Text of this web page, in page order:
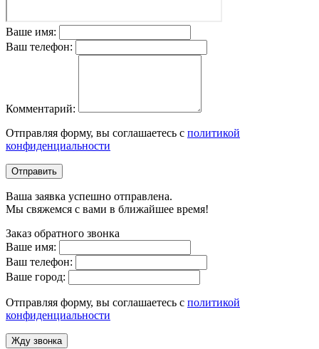
Ваше имя:
Ваш телефон:
Комментарий:
Отправляя форму, вы соглашаетесь с политикой
конфиденциальности
Отправить
Ваша заявка успешно отправлена.
Мы свяжемся с вами в ближайшее время!
Заказ обратного звонка
Ваше имя:
Ваш телефон:
Ваше город:
Отправляя форму, вы соглашаетесь с политикой
конфиденциальности
Жду звонка